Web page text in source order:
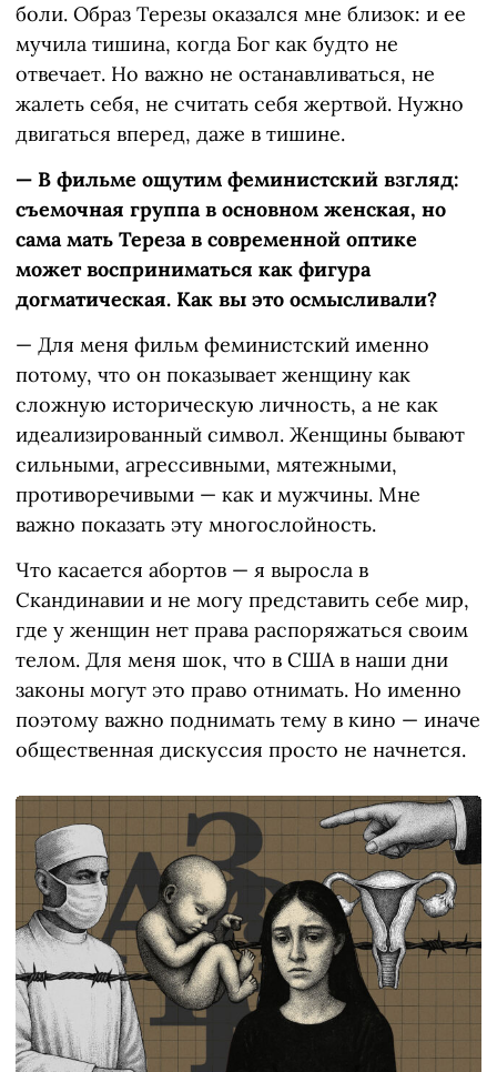
боли. Образ Терезы оказался мне близок: и ее
мучила тишина, когда Бог как будто не
отвечает. Но важно не останавливаться, не
жалеть себя, не считать себя жертвой. Нужно
двигаться вперед, даже в тишине.
— В фильме ощутим феминистский взгляд:
съемочная группа в основном женская, но
сама мать Тереза в современной оптике
может восприниматься как фигура
догматическая. Как вы это осмысливали?
— Для меня фильм феминистский именно
потому, что он показывает женщину как
сложную историческую личность, а не как
идеализированный символ. Женщины бывают
сильными, агрессивными, мятежными,
противоречивыми — как и мужчины. Мне
важно показать эту многослойность.
Что касается абортов — я выросла в
Скандинавии и не могу представить себе мир,
где у женщин нет права распоряжаться своим
телом. Для меня шок, что в США в наши дни
законы могут это право отнимать. Но именно
поэтому важно поднимать тему в кино — иначе
общественная дискуссия просто не начнется.